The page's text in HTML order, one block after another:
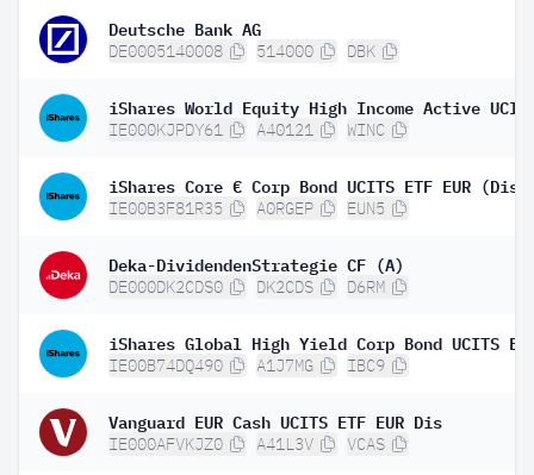
Deutsche Bank AG
DE0005140008 514000 DBK
IE000KJPDY61 A40121 WINC
iShares Core € Corp Bond UCITS ETF EUR
IE00B3F81R35 A0RGEP EUN5
Deka-DividendenStrategie CF (A)
DE000DK2CDS0 DK2CDS D6RM
IE00B74DQ490 A1J7MG IBC9
Vanguard EUR Cash UCITS ETF EUR Dis
IE000AFVKJZ0 A41L3V VCAS